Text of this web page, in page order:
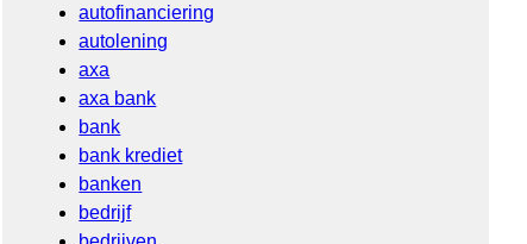
autofinanciering
autolening
axa
axa bank
bank
bank krediet
banken
bedrijf